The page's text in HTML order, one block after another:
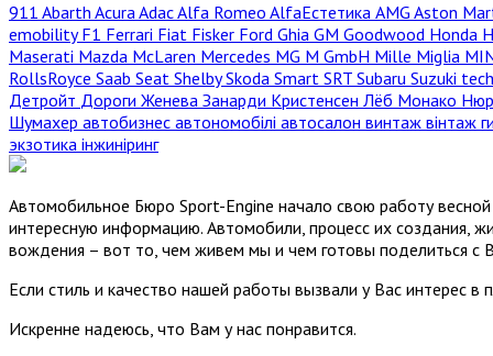
911 Abarth AcuraAdacAlfa Romeo AlfaЕстетика AMG Aston
emobilityF1 Ferrari Fiat Fisker Ford Ghia GM Goodwood Honda
Maserati Mazda McLaren Mercedes MG M GmbH Mille Miglia
RollsRoyce Saab Seat ShelbySkoda Smart SRT Subaru Suzuki
Детройт Дороги Женева Занарди Кристенсен Лёб Монако
Шумахер автобизнес автономобілі автосалон винтаж вінтаж
экзотика інжиніринг
Автомобильное Бюро Sport-Engine начало свою работу
интересную информацию. Автомобили, процесс их создания,
вождения – вот то, чем живем мы и чем готовы поделиться с
Если стиль и качество нашей работы вызвали у Вас интерес в
Искренне надеюсь, что Вам у нас понравится.